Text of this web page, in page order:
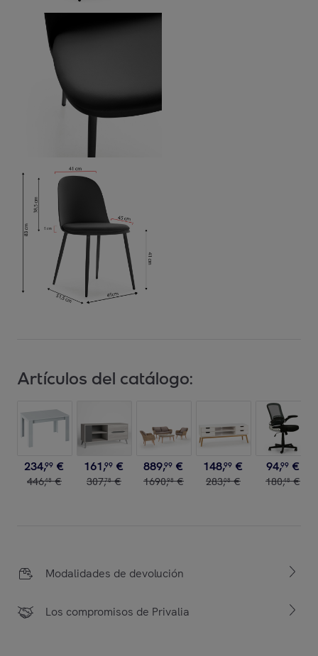
Artículos del catálogo:
234,99 €
446,48 €
161,99 €
307,78 €
889,99 €
1690,98 €
148,99 €
283,08 €
94,99 €
180,48 €
Modalidades de devolución
Los compromisos de Privalia